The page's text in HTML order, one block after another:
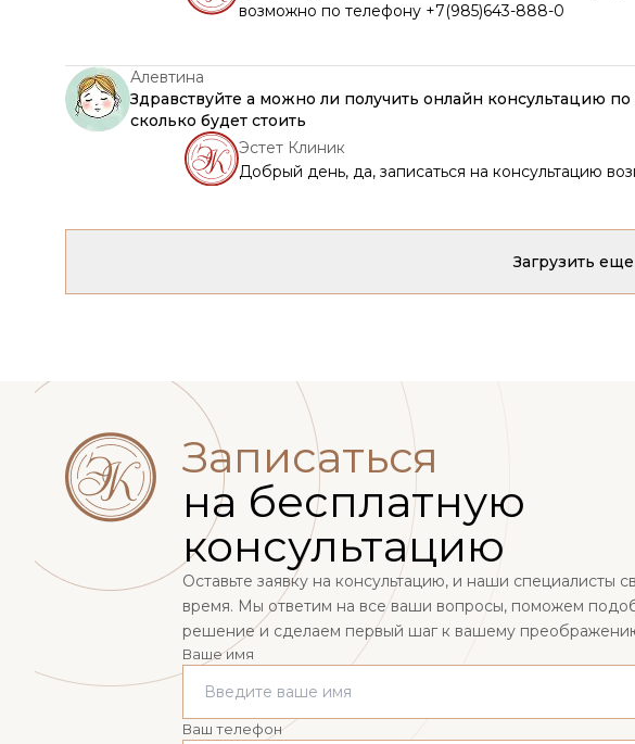
возможно по телефону +7(985)643-888-0
Алевтина
Здравствуйте а можно ли получить онлайн консультацию
сколько будет стоить
Эстет Клиник
Добрый день, да, записаться на консультацию
Загрузить еще
Записаться
на бесплатную
консультацию
Оставьте заявку на консультацию, и наши специалисты
время. Мы ответим на все ваши вопросы, поможем
решение и сделаем первый шаг к вашему
Ваше имя
Ваш телефон